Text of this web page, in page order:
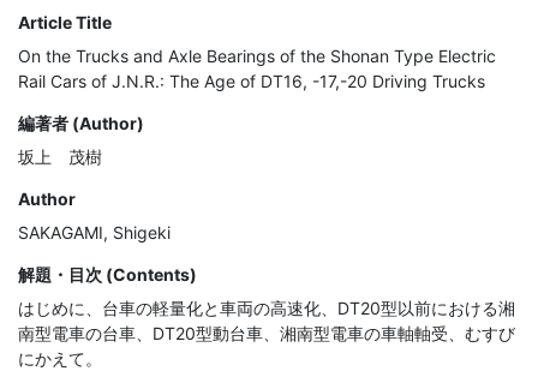
Article Title
On the Trucks and Axle Bearings of the Shonan Type Electric
Rail Cars of J.N.R.: The Age of DT16, -17,-20 Driving Trucks
編著者 (Author)
坂上 茂樹
Author
SAKAGAMI, Shigeki
解題・目次 (Contents)
はじめに、台車の軽量化と車両の高速化、DT20型以前における湘
南型電車の台車、DT20型動台車、湘南型電車の車軸軸受、むすび
にかえて。